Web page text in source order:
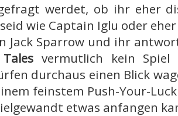
werdet, ob ihr eher
wie Captain Iglu oder
Jack Sparrow und ihr
vermutlich kein Spiel
durchaus einen Blick
feinstem Push-Your-
etwas anfangen